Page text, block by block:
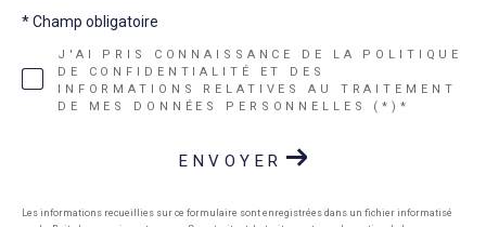
J'AI PRIS CONNAISSANCE DE LA POLITIQUE
DE CONFIDENTIALITÉ ET DES
INFORMATIONS RELATIVES AU TRAITEMENT
DE MES DONNÉES PERSONNELLES (*)*
* Champ obligatoire
ENVOYER
Les informations recueillies sur ce formulaire sont enregistrées dans un fichier informatisé